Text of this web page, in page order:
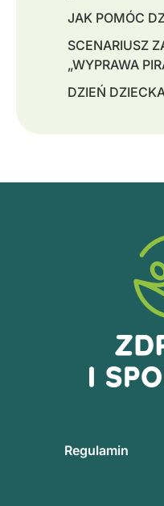
JAK POMÓC
SCENARIUSZ
„WYPRAWA
DZIEŃ
Regulamin